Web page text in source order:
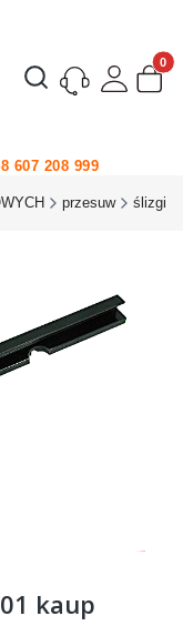
Otwórz wyszukiwarkę
607 208 999
przesuw ślizgi
kaup